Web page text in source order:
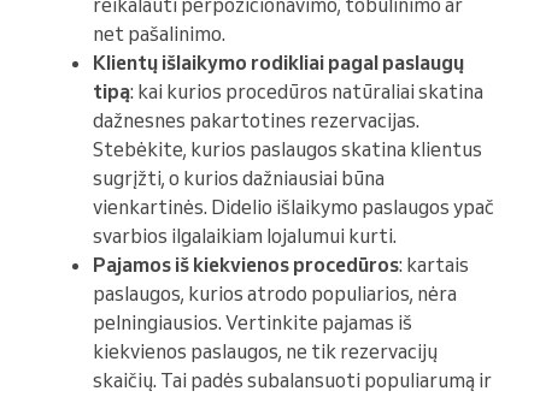
net pašalinimo.
Klientų išlaikymo rodikliai pagal paslaugų
tipą: kai kurios procedūros natūraliai skatina
dažnesnes pakartotines rezervacijas.
Stebėkite, kurios paslaugos skatina klientus
sugrįžti, o kurios dažniausiai būna
vienkartinės. Didelio išlaikymo paslaugos ypač
svarbios ilgalaikiam lojalumui kurti.
Pajamos iš kiekvienos procedūros: kartais
paslaugos, kurios atrodo populiarios, nėra
pelningiausios. Vertinkite pajamas iš
kiekvienos paslaugos, ne tik rezervacijų
skaičių. Tai padės subalansuoti populiarumą ir